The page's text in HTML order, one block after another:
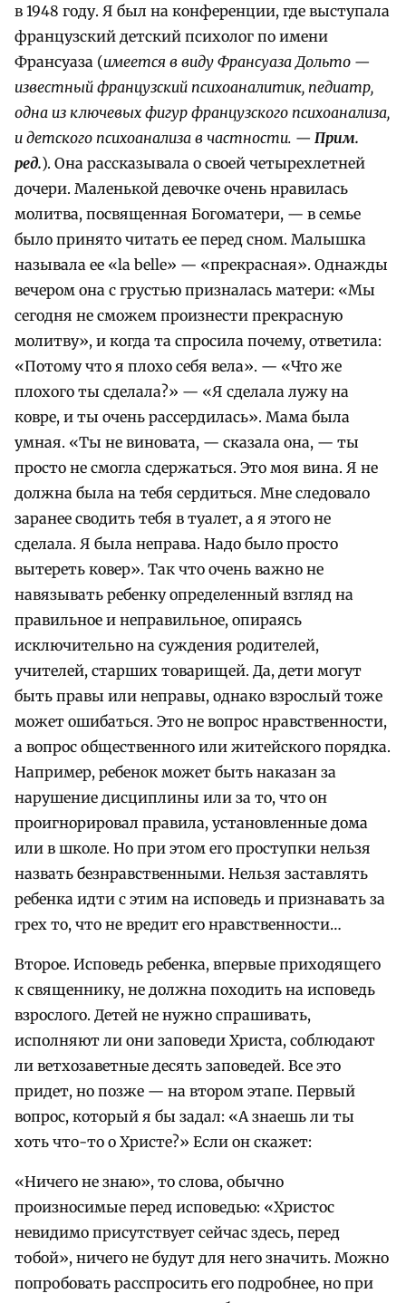
в 1948 году. Я был на конференции, где выступала
французский детский психолог по имени
Франсуаза (имеется в виду Франсуаза Дольто —
известный французский психоаналитик, педиатр,
одна из ключевых фигур французского психоанализа,
и детского психоанализа в частности. — Прим.
ред.). Она рассказывала о своей четырехлетней
дочери. Маленькой девочке очень нравилась
молитва, посвященная Богоматери, — в семье
было принято читать ее перед сном. Малышка
называла ее «la belle» — «прекрасная». Однажды
вечером она с грустью призналась матери: «Мы
сегодня не сможем произнести прекрасную
молитву», и когда та спросила почему, ответила:
«Потому что я плохо себя вела». — «Что же
плохого ты сделала?» — «Я сделала лужу на
ковре, и ты очень рассердилась». Мама была
умная. «Ты не виновата, — сказала она, — ты
просто не смогла сдержаться. Это моя вина. Я не
должна была на тебя сердиться. Мне следовало
заранее сводить тебя в туалет, а я этого не
сделала. Я была неправа. Надо было просто
вытереть ковер». Так что очень важно не
навязывать ребенку определенный взгляд на
правильное и неправильное, опираясь
исключительно на суждения родителей,
учителей, старших товарищей. Да, дети могут
быть правы или неправы, однако взрослый тоже
может ошибаться. Это не вопрос нравственности,
а вопрос общественного или житейского порядка.
Например, ребенок может быть наказан за
нарушение дисциплины или за то, что он
проигнорировал правила, установленные дома
или в школе. Но при этом его проступки нельзя
назвать безнравственными. Нельзя заставлять
ребенка идти с этим на исповедь и признавать за
грех то, что не вредит его нравственности…
Второе. Исповедь ребенка, впервые приходящего
к священнику, не должна походить на исповедь
взрослого. Детей не нужно спрашивать,
исполняют ли они заповеди Христа, соблюдают
ли ветхозаветные десять заповедей. Все это
придет, но позже — на втором этапе. Первый
вопрос, который я бы задал: «А знаешь ли ты
хоть что-то о Христе?» Если он скажет:
«Ничего не знаю», то слова, обычно
произносимые перед исповедью: «Христос
невидимо присутствует сейчас здесь, перед
тобой», ничего не будут для него значить. Можно
попробовать расспросить его подробнее, но при